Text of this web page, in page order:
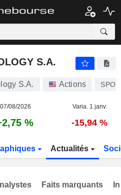
S.A.
S.A.
S.A. Actions SPOT
08/2026 Varia. 1 janv.
% -15,94 %
Actualités
Faits marquants